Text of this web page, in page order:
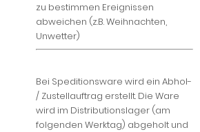
zu bestimmen Ereignissen
abweichen (z.B. Weihnachten,
Unwetter)
Bei Speditionsware wird ein Abhol-
/ Zustellauftrag erstellt. Die Ware
wird im Distributionslager (am
folgenden Werktag) abgeholt und